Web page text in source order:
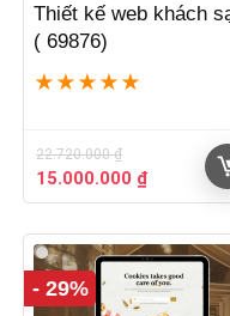
Thiết kế web khách
( 69876)
★ ★ ★ ★ ★
22.720.000₫
Giá
gốc
22.720.000 ₫.
15.000.000 ₫Giá
hiện
là:
- 29%